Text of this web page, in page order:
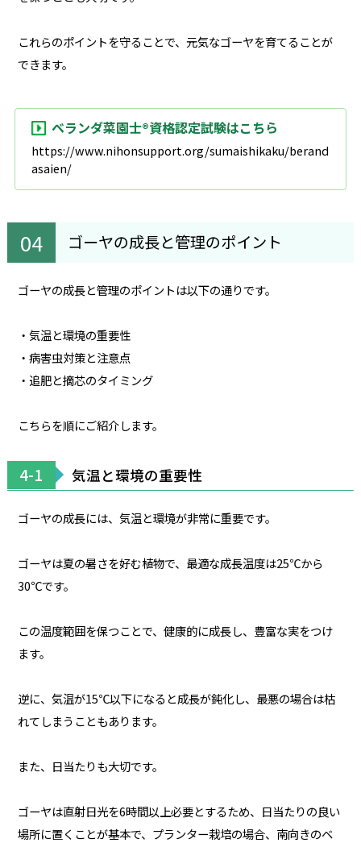
これらのポイントを守ることで、元気なゴーヤを育てることが
できます。
ベランダ菜園士®資格認定試験はこちら
https://www.nihonsupport.org/sumaishikaku/berand
asaien/
ゴーヤの成長と管理のポイント
ゴーヤの成長と管理のポイントは以下の通りです。
・気温と環境の重要性
・病害虫対策と注意点
・追肥と摘芯のタイミング
こちらを順にご紹介します。
4-1 気温と環境の重要性
ゴーヤの成長には、気温と環境が非常に重要です。
ゴーヤは夏の暑さを好む植物で、最適な成長温度は25℃から
30℃です。
この温度範囲を保つことで、健康的に成長し、豊富な実をつけ
ます。
逆に、気温が15℃以下になると成長が鈍化し、最悪の場合は枯
れてしまうこともあります。
また、日当たりも大切です。
ゴーヤは直射日光を6時間以上必要とするため、日当たりの良い
場所に置くことが基本で、プランター栽培の場合、南向きのベ